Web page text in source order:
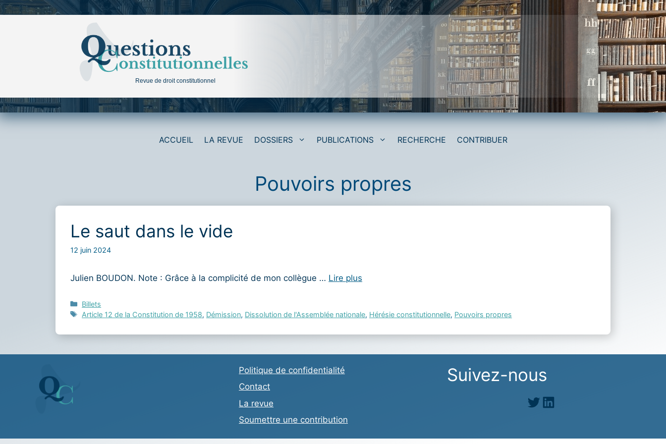
Aller
au
Revue de droit constitutionnel
ACCUEIL LA REVUE DOSSIERS PUBLICATIONS RECHERCHE CONTRIBUER
Pouvoirs propres
Le saut dans le vide
12 juin 2024
Julien BOUDON. Note : Grâce à la complicité de mon collègue … Lire plus
Catégories
Billets
Étiquettes
Article 12 de la Constitution de 1958, Démission, Dissolution de l'Assemblée nationale, Hérésie constitutionnelle, Pouvoirs propres
Politique de confidentialité
Contact
La revue
Soumettre une contribution
Suivez-nous
TwitterLinkedIn